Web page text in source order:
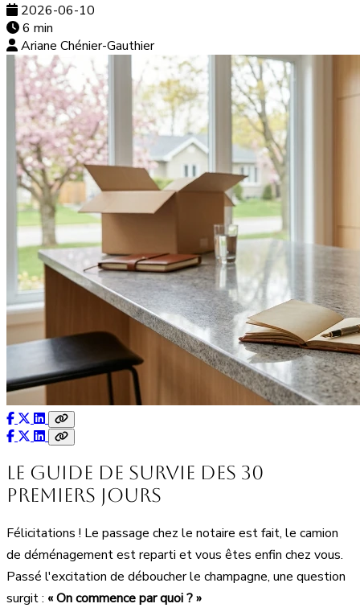
2026-06-10
6 min
Ariane Chénier-Gauthier
Le guide de survie des 30
premiers jours
Félicitations ! Le passage chez le notaire est fait, le camion
de déménagement est reparti et vous êtes enfin chez vous.
Passé l'excitation de déboucher le champagne, une question
surgit : « On commence par quoi ? »